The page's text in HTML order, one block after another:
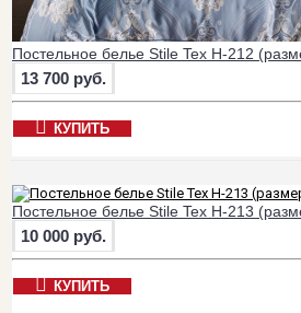
Постельное белье Stile Tex H-212
13 700 руб.
КУПИТЬ
Постельное белье Stile Tex H-213
10 000 руб.
КУПИТЬ